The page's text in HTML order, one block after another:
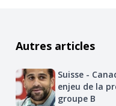
Autres articles
Suisse -
enjeu de la
groupe B